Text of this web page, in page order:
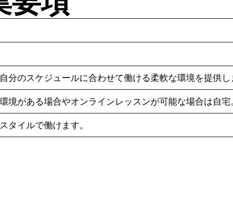
分のスケジュールに合わせて働ける柔軟な環境を提供し
境がある場合やオンラインレッスンが可能な場合は自宅
タイルで働けます。